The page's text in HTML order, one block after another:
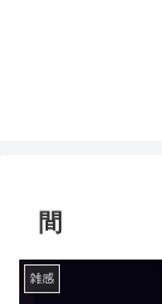
間
雑感